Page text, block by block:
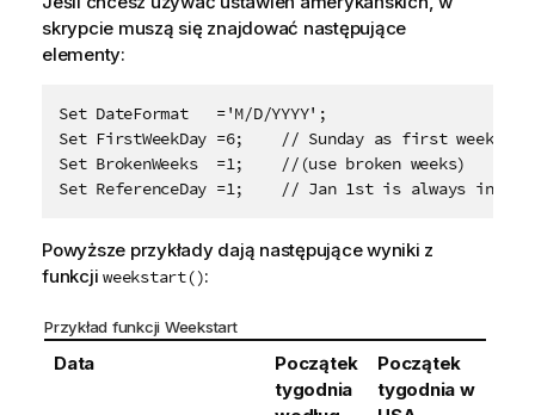
skrypcie muszą się znajdować następujące
elementy:
Set DateFormat   ='M/D/YYYY';
Set FirstWeekDay =6;    // Sunday as first week day
Set BrokenWeeks  =1;    //(use broken weeks)
Set ReferenceDay =1;    // Jan 1st is always in
Powyższe przykłady dają następujące wyniki z
funkcji weekstart():
Przykład funkcji Weekstart
Data
Początek
tygodnia
Początek
tygodnia w